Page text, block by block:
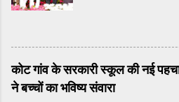
किया गया है। यह
रिसर्च एंड स्टडीज
केंद्रीय स्वास्थ्य
कोट गांव के सरकारी स्कूल की नई
ने बच्चों का भविष्य संवारा